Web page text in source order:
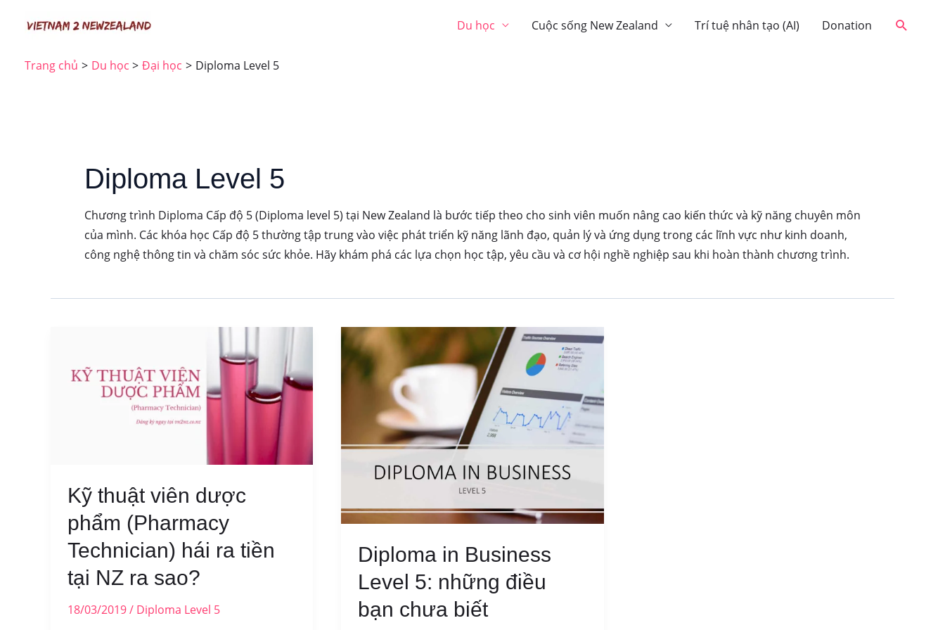
Du học Cuộc sống New Zealand Trí tuệ nhân tạo (AI) Donation Tìm
Trang chủ Du học Đại học Diploma Level 5
Diploma Level 5
Chương trình Diploma Cấp độ 5 (Diploma level 5) tại New Zealand là bước tiếp theo cho sinh viên muốn nâng cao kiến thức và kỹ năng chuyên môn
của mình. Các khóa học Cấp độ 5 thường tập trung vào việc phát triển kỹ năng lãnh đạo, quản lý và ứng dụng trong các lĩnh vực như kinh doanh,
công nghệ thông tin và chăm sóc sức khỏe. Hãy khám phá các lựa chọn học tập, yêu cầu và cơ hội nghề nghiệp sau khi hoàn thành chương trình.
Kỹ thuật viên dược
phẩm (Pharmacy
Technician) hái ra tiền
tại NZ ra sao?
18/03/2019/ Diploma Level 5
Diploma in Business
Level 5: những điều
bạn chưa biết